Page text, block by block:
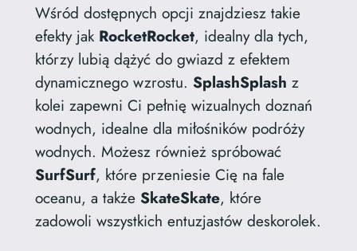
Wśród dostępnych opcji znajdziesz takie
efekty jak RocketRocket, idealny dla tych,
którzy lubią dążyć do gwiazd z efektem
dynamicznego wzrostu. SplashSplash z
kolei zapewni Ci pełnię wizualnych doznań
wodnych, idealne dla miłośników podróży
wodnych. Możesz również spróbować
SurfSurf, które przeniesie Cię na fale
oceanu, a także SkateSkate, które
zadowoli wszystkich entuzjastów deskorolek.